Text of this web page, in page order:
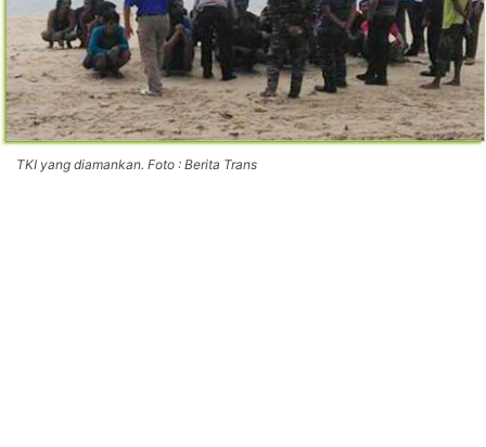
TKI yang diamankan. Foto : Berita Trans